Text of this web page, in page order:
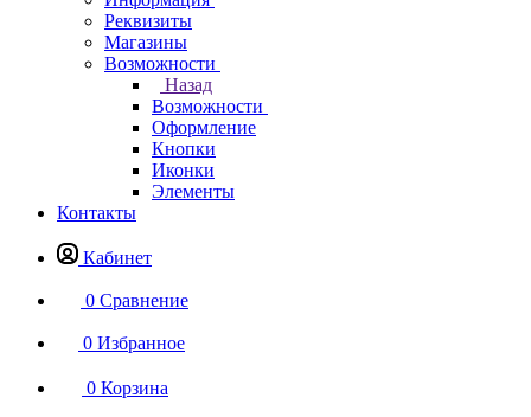
Реквизиты
Магазины
Возможности
Назад
Возможности
Оформление
Кнопки
Иконки
Элементы
Контакты
Кабинет
0 Сравнение
0 Избранное
0 Корзина